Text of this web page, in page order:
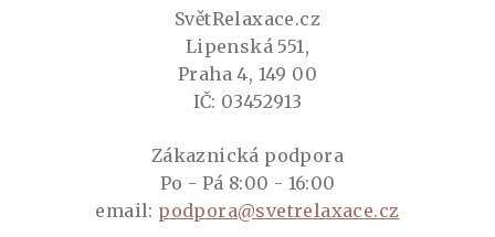
SvětRelaxace.cz
Lipenská 551,
Praha 4, 149 00
IČ: 03452913
Zákaznická podpora
Po - Pá 8:00 - 16:00
email: podpora@svetrelaxace.cz